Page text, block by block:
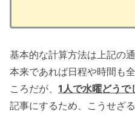
基本的な計算方法は上記の通
本来であれば日程や時間も
ころだが、 1人で水曜どうで
記事にするため、こうせざ